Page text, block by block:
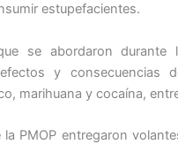
estupefacientes.
se abordaron durante
y consecuencias
marihuana y cocaína,
la PMOP entregaron